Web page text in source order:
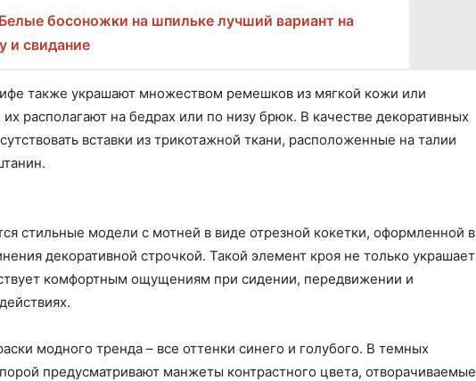
Белые босоножки на шпильке лучший вариант на
и свидание
также украшают множеством ремешков из мягкой кожи или
располагают на бедрах или по низу брюк. В качестве декоративных
вставки из трикотажной ткани, расположенные на талии
стильные модели с мотней в виде отрезной кокетки, оформленной в
декоративной строчкой. Такой элемент кроя не только украшает
комфортным ощущениям при сидении, передвижении и
модного тренда – все оттенки синего и голубого. В темных
предусматривают манжеты контрастного цвета, отворачиваемые